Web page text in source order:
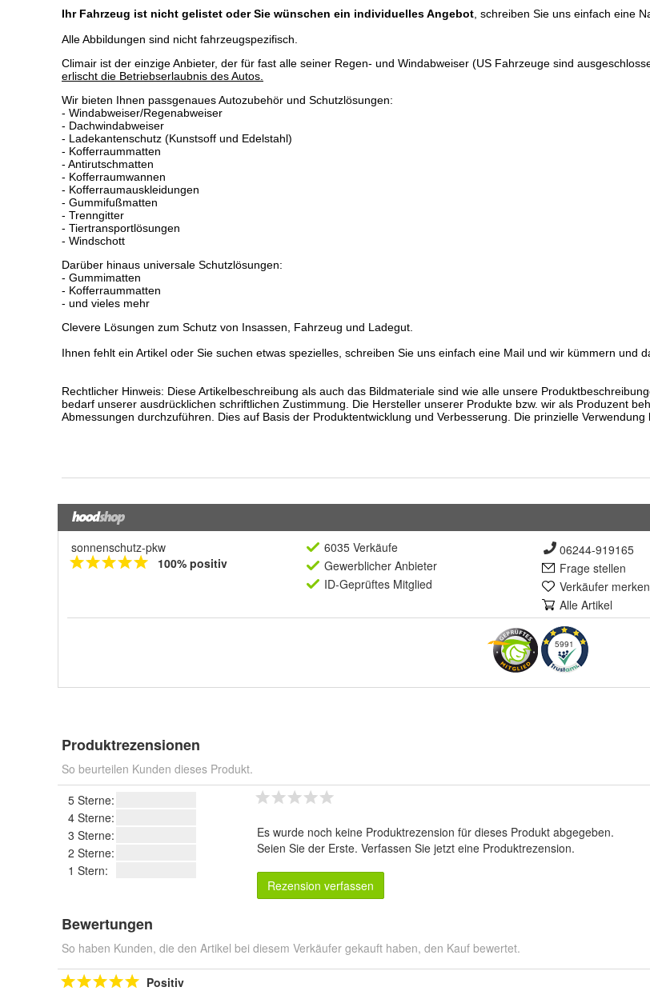
sonnenschutz-pkw
100% positiv
6035 Verkäufe
Gewerblicher Anbieter
ID-Geprüftes Mitglied
06244-919165
Frage stellen
Verkäufer merken
Alle Artikel
5991
Produktrezensionen
So beurteilen Kunden dieses Produkt.
5 Sterne:
4 Sterne:
3 Sterne:
2 Sterne:
1 Stern:
Es wurde noch keine Produktrezension für dieses Produkt abgegeben.
Seien Sie der Erste. Verfassen Sie jetzt eine Produktrezension.
Rezension verfassen
Bewertungen
So haben Kunden, die den Artikel bei diesem Verkäufer gekauft haben, den Kauf bewertet.
Positiv